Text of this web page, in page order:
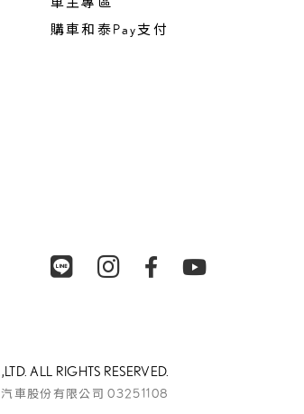
購車和泰Pay支付
ALL RIGHTS RESERVED.
車股份有限公司03251108